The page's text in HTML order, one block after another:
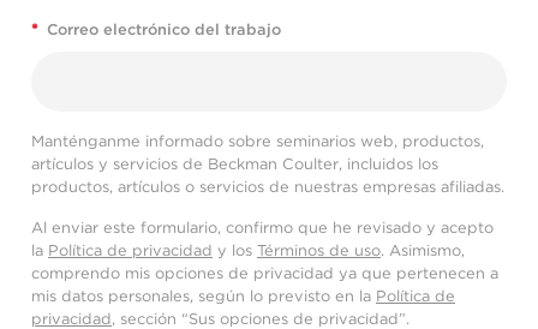
* Correo electrónico del trabajo
Manténganme informado sobre seminarios web, productos,
artículos y servicios de Beckman Coulter, incluidos los
productos, artículos o servicios de nuestras empresas afiliadas.
Al enviar este formulario, confirmo que he revisado y acepto
la Política de privacidad y los Términos de uso. Asimismo,
comprendo mis opciones de privacidad ya que pertenecen a
mis datos personales, según lo previsto en la Política de
privacidad, sección “Sus opciones de privacidad”.